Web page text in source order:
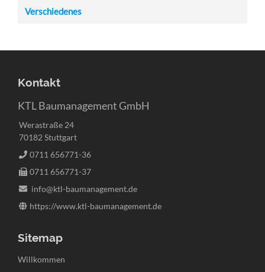
Verschiedenes
Kontakt
KTL Baumanagement GmbH
Werastraße 24
70182 Stuttgart
0711 656771-36
0711 656771-37
info@ktl-baumanagement.de
https://www.ktl-baumanagement.de
Sitemap
Navigation
Willkommen